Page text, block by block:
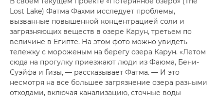
Lost Lake) Фатма Фахми исследует проблемы,
вызванные повышенной концентрацией соли и
загрязняющих веществ в озере Карун, третьем по
величине в Египте. На этом фото можно увидеть
тележку с мороженым на берегу озера Карун. «Летом
сюда на прогулку приезжают люди из Фаюма, Бени-
Суэйфа и Гизы, — рассказывает Фатма. — И это
несмотря на все большее загрязнение озера разными
отходами, включая канализацию, сточные воды